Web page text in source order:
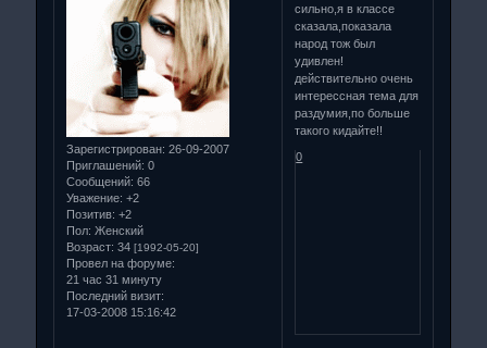
Зарегистрирован: 26-09-2007
Приглашений: 0
Сообщений: 66
Уважение: +2
Позитив: +2
Пол: Женский
Возраст: 34[1992-05-20]
Провел на форуме:
21 час 31 минуту
Последний визит:
17-03-2008 15:16:42
сильно,я в классе
сказала,показала
народ тож был
удивлен!
действительно очень
интерессная тема для
раздумия,по больше
такого кидайте!!
0